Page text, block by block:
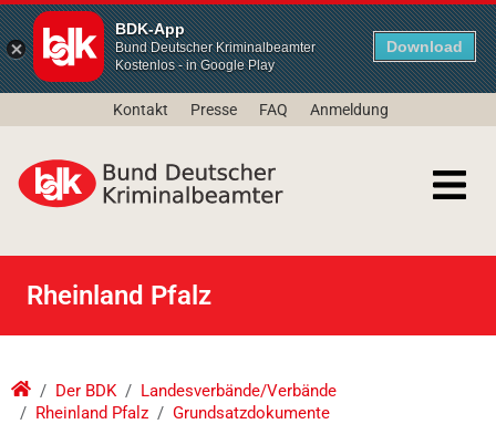
BDK-App
Bund Deutscher Kriminalbeamter
Kostenlos - in Google Play
Download
Kontakt Presse FAQ Anmeldung
Rheinland Pfalz
Der BDK
Landesverbände/Verbände
Rheinland Pfalz
Grundsatzdokumente